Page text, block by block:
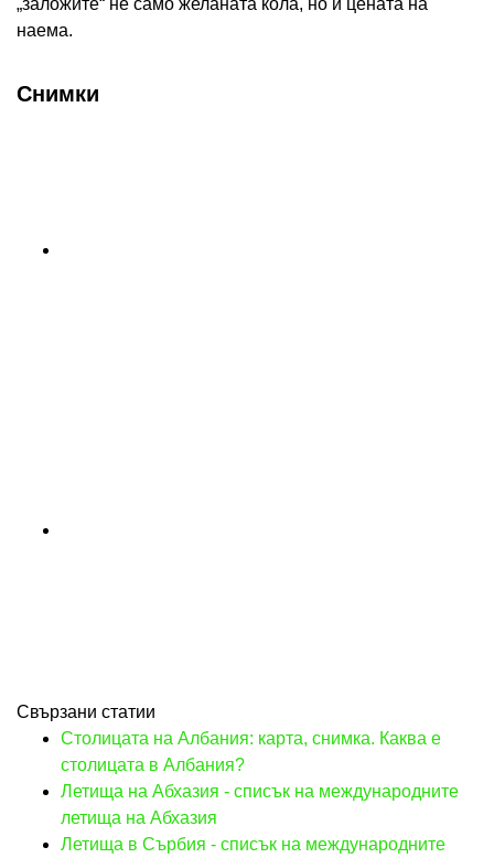
„заложите“ не само желаната кола, но и цената на
наема.
Снимки
Свързани статии
Столицата на Албания: карта, снимка. Каква е
столицата в Албания?
Летища на Абхазия - списък на международните
летища на Абхазия
Летища в Сърбия - списък на международните